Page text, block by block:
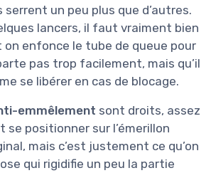
un peu plus que d’autres.
lancers, il faut vraiment bien
enfonce le tube de queue pour
pas trop facilement, mais qu’il
se libérer en cas de blocage.
emmêlement sont droits, assez
se positionner sur l’émerillon
mais c’est justement ce qu’on
qui rigidifie un peu la partie